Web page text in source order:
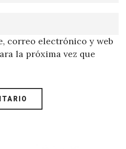
correo electrónico y web
la próxima vez que